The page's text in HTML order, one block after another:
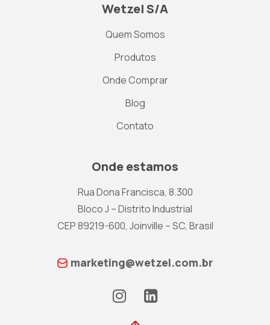
Wetzel S/A
Quem Somos
Produtos
Onde Comprar
Blog
Contato
Onde estamos
Rua Dona Francisca, 8.300
Bloco J – Distrito Industrial
CEP 89219-600, Joinville – SC, Brasil
marketing@wetzel.com.br